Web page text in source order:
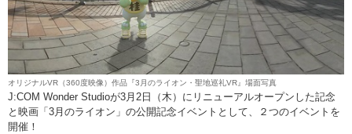
オリジナルVR（360度映像）作品『3月のライオン・聖地巡礼VR』場面写真
J:COM Wonder Studioが3月2日（木）にリニューアルオープンした記念
と映画「3月のライオン」の公開記念イベントとして、２つのイベントを
開催！